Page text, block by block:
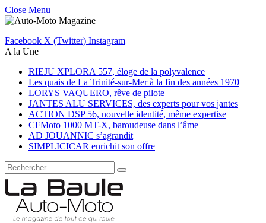
Close Menu
Facebook X (Twitter) Instagram
A la Une
RIEJU XPLORA 557, éloge de la polyvalence
Les quais de La Trinité-sur-Mer à la fin des années 1970
LORYS VAQUERO, rêve de pilote
JANTES ALU SERVICES, des experts pour vos jantes
ACTION DSP 56, nouvelle identité, même expertise
CFMoto 1000 MT-X, baroudeuse dans l’âme
AD JOUANNIC s’agrandit
SIMPLICICAR enrichit son offre